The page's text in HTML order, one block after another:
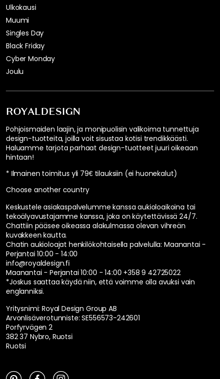
ROYALDESIGN
Pohjoismaiden laajin, ja monipuolisin valikoima tunnettuja
design-tuotteita, joilla voit sisustaa kotisi trendikkäästi.
Haluamme tarjota parhaat design-tuotteet juuri oikeaan
hintaan!
* Ilmainen toimitus yli 79€ tilauksiin (ei huonekalut)
Choose another country
Keskustele asiakaspalvelumme kanssa aukioloaikoina tai
tekoälyavustajamme kanssa, joka on käytettävissä 24/7.
Chattiin pääsee oikeassa alakulmassa olevan vihreän
kuvakkeen kautta.
Chatin aukioloajat henkilökohtaisella palvelulla: Maanantai -
Perjantai 10:00 - 14:00
info@royaldesign.fi
Maanantai - Perjantai 10:00 - 14:00 +358 9 42725022
*Joskus saattaa käydä niin, että voimme olla avuksi vain
englanniksi.
Yritysnimi: Royal Design Group AB
Arvonlisäverotunniste: SE556573-242601
Porfyrvägen 2
382 37 Nybro, Ruotsi
Ruotsi
Ulkokausi
Muumi
Singles Day
Black Friday
Cyber Monday
Joulu